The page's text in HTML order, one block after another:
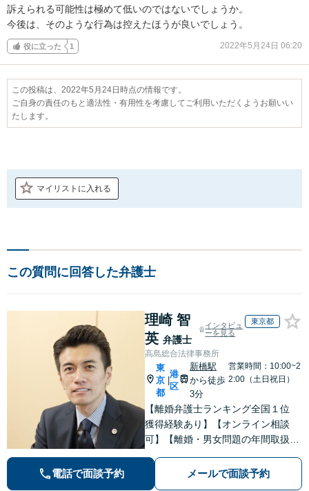
訴えられる可能性は極めて低いのではないでしょうか。
今後は、そのような行為は控えたほうが良いでしょう。
役に立った 1 2022年5月24日 06:20
この投稿は、2022年5月24日時点の情報です。
ご自身の責任のもと適法性・有用性を考慮してご利用いただくようお願いい
たします。
マイリストに入れる
この質問に回答した弁護士
理崎 智
英 弁護士
インタビュ
ーを見る
東京都
高島総合法律事務所
東
京
都
港
区
新橋駅
から徒歩
3分
営業時間：10:00~2
2:00（土日祝日）
【離婚弁護士ランキング全国１位
獲得経験あり】【オンライン相談
可】【離婚・男女問題の年間取扱件
き寝入りしたくないという方は是非
ご相談ください。
電話で面談予約 メールで面談予約